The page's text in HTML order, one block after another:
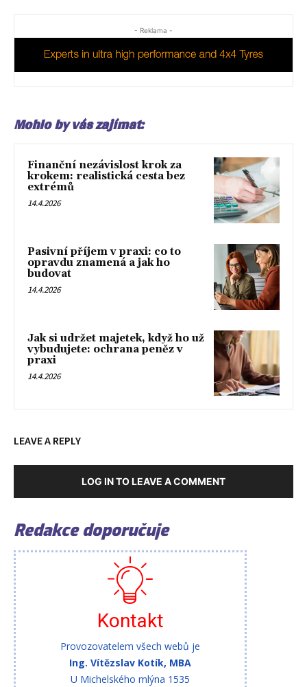
- Reklama -
Mohlo by vás zajímat:
Finanční nezávislost krok za
krokem: realistická cesta bez
extrémů
14.4.2026
Pasivní příjem v praxi: co to
opravdu znamená a jak ho
budovat
14.4.2026
Jak si udržet majetek, když ho už
vybudujete: ochrana peněz v
praxi
14.4.2026
LEAVE A REPLY
LOG IN TO LEAVE A COMMENT
Redakce doporučuje
Kontakt
Provozovatelem všech webů je
Ing. Vítězslav Kotík, MBA
U Michelského mlýna 1535